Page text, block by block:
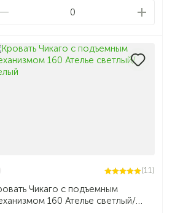
0
(11)
Чикаго с подъемным
160 Ателье светлый/